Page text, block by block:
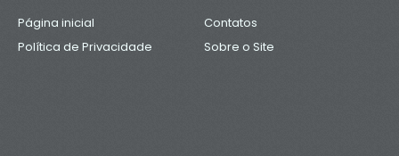
Página inicial
Contatos
Política de Privacidade
Sobre o Site